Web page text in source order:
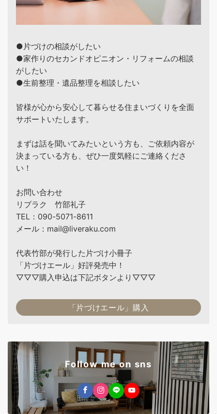
●片づけの相談がしたい
●家作りのセカンドオピニオン・リフォームの相談
がしたい
●生前整理・遺品整理を相談したい
皆様が心から安心して暮らせる住まいづくりを全面
サポートいたします。
まずは話を聞いてみたいという方も、ご依頼内容が
決まっている方も、ぜひ一度気軽にご連絡くださ
い！
お問い合わせ
リブラク 竹部礼子
TEL：090-5071-8611
メール：mail@liveraku.com
代表竹部が発行した片づけ小冊子
「片づけエール」好評発売中！
▽▽▽購入申込は下記ボタンより▽▽▽
「片づけエール」購入
Follow me on sns